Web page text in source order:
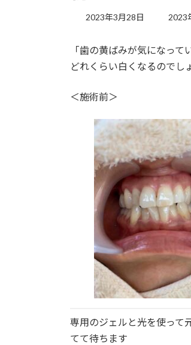
2023年3月28日
最
新
日
2023
「歯の黄ばみが気になっ
どれくらい白くなるのでし
＜施術前＞
専用のジェルと光を使って
てて待ちます